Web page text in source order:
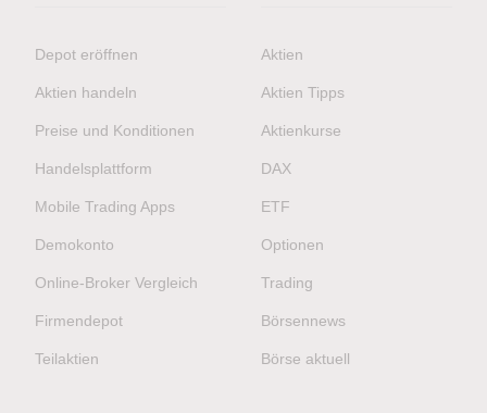
Depot eröffnen
Aktien handeln
Preise und Konditionen
Handelsplattform
Mobile Trading Apps
Demokonto
Online-Broker Vergleich
Firmendepot
Teilaktien
Aktien
Aktien Tipps
Aktienkurse
DAX
ETF
Optionen
Trading
Börsennews
Börse aktuell